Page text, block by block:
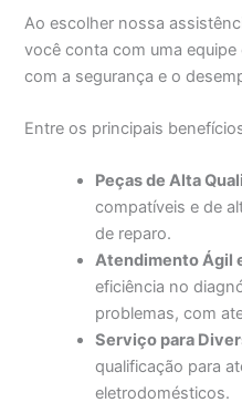
Ao escolher nossa
você conta com uma
com a segurança e o
Entre os principais
Peças de Alta
compatíveis e de
de reparo.
Atendimento Ágil
eficiência no
problemas, com
Serviço para
qualificação para
eletrodomésticos.